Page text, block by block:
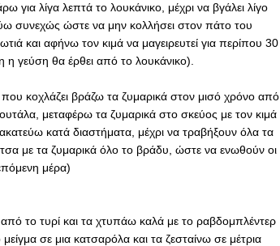
για λίγα λεπτά το λουκάνικο, μέχρι να βγάλει λίγο
συνεχώς ώστε να μην κολλήσει στον πάτο του
και αφήνω τον κιμά να μαγειρευτεί για περίπου 30
η γεύση θα έρθει από το λουκάνικο).
κοχλάζει βράζω τα ζυμαρικά στον μισό χρόνο από
μεταφέρω τα ζυμαρικά στο σκεύος με τον κιμά
κατά διαστήματα, μέχρι να τραβήξουν όλα τα
με τα ζυμαρικά όλο το βράδυ, ώστε να ενωθούν οι
μέρα)
το τυρί και τα χτυπάω καλά με το ραβδομπλέντερ
σε μια κατσαρόλα και τα ζεσταίνω σε μέτρια